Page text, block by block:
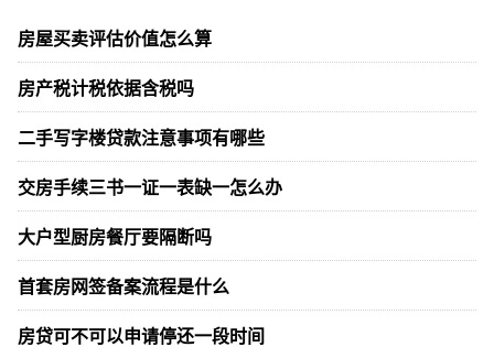
房屋买卖评估价值怎么算
房产税计税依据含税吗
二手写字楼贷款注意事项有哪些
交房手续三书一证一表缺一怎么办
大户型厨房餐厅要隔断吗
首套房网签备案流程是什么
房贷可不可以申请停还一段时间